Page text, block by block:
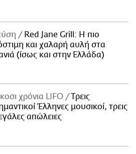
Red Jane Grill: Η πιο
και χαλαρή αυλή στα
(ίσως και στην Ελλάδα)
χρόνια LIFO
Tρεις
Έλληνες μουσικοί, τρεις
απώλειες